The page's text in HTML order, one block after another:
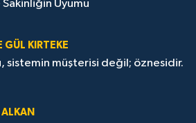
Sakinliğin Uyumu
GÜL KIRTEKE
sistemin müşterisi değil; öznesidir.